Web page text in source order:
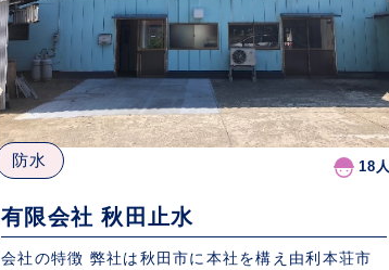
防水 18人
有限会社 秋田止水
会社の特徴 弊社は秋田市に本社を構え由利本荘市